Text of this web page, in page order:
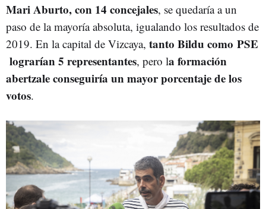
Mari Aburto, con 14 concejales, se quedaría a un
paso de la mayoría absoluta, igualando los resultados de
2019. En la capital de Vizcaya, tanto Bildu como PSE
lograrían 5 representantes, pero la formación
abertzale conseguiría un mayor porcentaje de los
votos.